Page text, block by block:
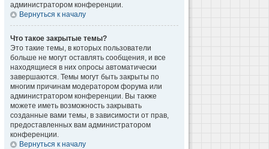
администратором конференции.
Вернуться к началу
Что такое закрытые темы?
Это такие темы, в которых пользователи
больше не могут оставлять сообщения, и все
находящиеся в них опросы автоматически
завершаются. Темы могут быть закрыты по
многим причинам модератором форума или
администратором конференции. Вы также
можете иметь возможность закрывать
созданные вами темы, в зависимости от прав,
предоставленных вам администратором
конференции.
Вернуться к началу